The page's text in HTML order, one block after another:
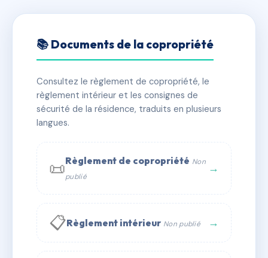
73 RUE JOSEPHINE
✓ Immatriculée 🏠 5 lots 🏗 2 bâtiment(s)
📞 Contacter Syndic Digital
📚 Documents de la copropriété
Consultez le règlement de copropriété, le
règlement intérieur et les consignes de
sécurité de la résidence, traduits en plusieurs
langues.
📜Règlement de copropriété Non
publié
→
📋Règlement intérieur Non publié →